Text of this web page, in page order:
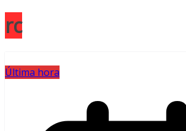
rc
Última hora